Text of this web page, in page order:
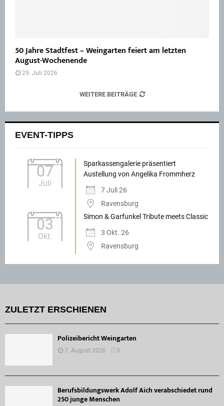
50 Jahre Stadtfest – Weingarten feiert am letzten
August-Wochenende
29. Juli 2026
WEITERE BEITRÄGE
EVENT-TIPPS
07
Juli
Sparkassengalerie präsentiert
Austellung von Angelika Frommherz
7 Juli 26
Ravensburg
03
Okt.
Simon & Garfunkel Tribute meets Classic
3 Okt. 26
Ravensburg
ZULETZT ERSCHIENEN
Polizeibericht Weingarten
7. August 2026 0
Berufsbildungswerk Adolf Aich verabschiedet rund
250 junge Menschen